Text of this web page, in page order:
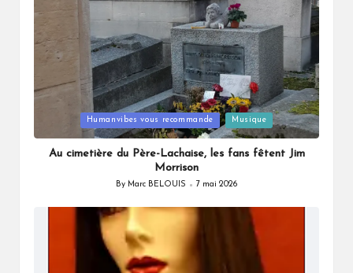
in
Humanvibes vous recommande Musique
Au cimetière du Père-Lachaise, les fans fêtent Jim
Morrison
Posted
By Marc BELOUIS 7 mai 2026